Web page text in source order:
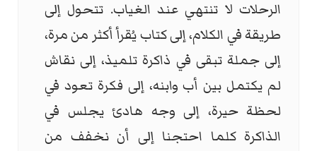
الرحلات لا تنتهي عند الغياب. تتحول إلى
طريقة في الكلام، إلى كتاب يُقرأ أكثر من مرة،
إلى جملة تبقى في ذاكرة تلميذ، إلى نقاش
لم يكتمل بين أب وابنه، إلى فكرة تعود في
لحظة حيرة، إلى وجه هادئ يجلس في
الذاكرة كلما احتجنا إلى أن نخفف من